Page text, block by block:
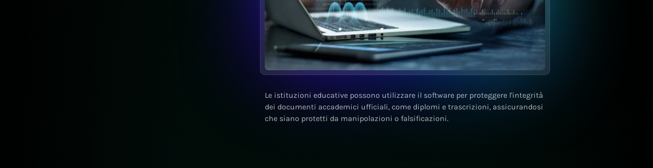
Le istituzioni educative possono utilizzare il software per proteggere l'integrità
dei documenti accademici ufficiali, come diplomi e trascrizioni, assicurandosi
che siano protetti da manipolazioni o falsificazioni.